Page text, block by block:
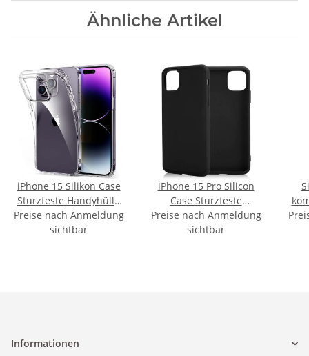
Ähnliche Artikel
iPhone 15 Silikon Case
Sturzfeste Handyhülle
Transparent
Preise nach Anmeldung
sichtbar
iPhone 15 Pro Silicon
Case Sturzfeste
Handyhülle Schwarz
Preise nach Anmeldung
sichtbar
13
Informationen